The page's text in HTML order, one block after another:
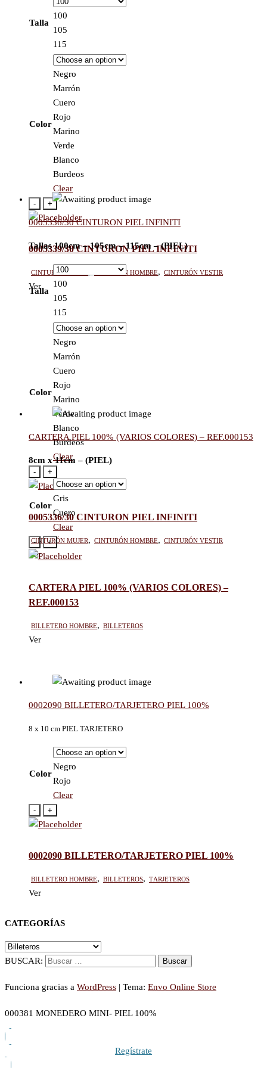
Talla
100
105
115
Color
Negro
Marrón
Cuero
Rojo
Marino
Verde
Blanco
Burdeos
Clear
- +
0005339/30 CINTURON PIEL INFINITI
Cinturón mujer Cinturón hombre, Cinturón vestir
Ver
0005336/30 CINTURON PIEL INFINITI
Tallas 100cm – 105cm – 115cm – (PIEL)
Talla
100
105
115
Color
Negro
Marrón
Cuero
Rojo
Marino
Verde
Blanco
Burdeos
Clear
- +
0005336/30 CINTURON PIEL INFINITI
Cinturón mujer, Cinturón hombre, Cinturón vestir
Ver
CARTERA PIEL 100% (VARIOS COLORES) – REF.000153
8cm x 11cm – (PIEL)
Color
Gris
Cuero
Clear
- +
CARTERA PIEL 100% (VARIOS COLORES) –
REF.000153
Billetero hombre, Billeteros
Ver
0002090 BILLETERO/TARJETERO PIEL 100%
8 x 10 cm PIEL TARJETERO
Color
Negro
Rojo
Clear
- +
0002090 BILLETERO/TARJETERO PIEL 100%
Billetero hombre, Billeteros, Tarjeteros
Ver
CATEGORÍAS
BUSCAR:
Funciona gracias a WordPress | Tema: Envo Online Store
000381 MONEDERO MINI- PIEL 100%
Regístrate